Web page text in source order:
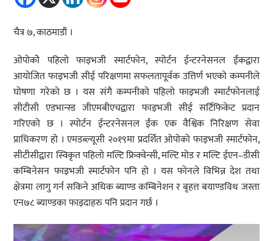
चैत्र ७, काठमाडौं ।
ओपोकोे पहिलो फाइभजी स्मार्टफोन, स्पोर्टन ईन्टरनेसनल ईंकद्वारा
आयोजित फाइभजी सीई परिक्षणमा सफलतापूर्वक उत्तिर्ण भएको कम्पनीले
घोषणा गरेको छ । यस संगै कम्पनीको पहिलो फाइभजी स्मार्टफोनलाई
सीटीसी एडभान्स्ड जीएमबीएचद्वारा फाइभजी सीई सर्टिफिकेट प्रदान
गरिएको छ । स्पोर्टन ईन्टरनेसनल ईंक एक वैश्विक निरिक्षण सेवा
प्राधिकरण हो । एमडब्ल्यूसी २०१९मा प्रदर्शित ओपोको फाइभजी स्मार्टफोन,
सीटीसीद्वारा स्विकृत पहिलो मल्टि फ्रिक्वेन्सी, मल्टि मोड र मल्टि ईएन–डीसी
कम्बिनेसन फाइभजी स्मार्टफोन पनि हो । यस फोनले विभिन्न देश तथा
क्षेत्रमा लागु गर्न सकिने अधिक ब्याण्ड कम्बिनेशन र बृहत्त बयाण्डविथ जस्ता
एन७८ ब्याण्डका फाइदाहरु पनि प्रदान गर्छ ।